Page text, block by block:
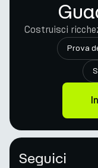
Costruisci
Prova
Seguici